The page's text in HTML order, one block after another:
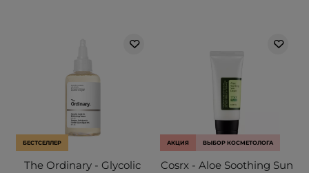
БЕСТСЕЛЛЕР
The Ordinary - Glycolic
АКЦИЯ ВЫБОР КОСМЕТОЛОГА
Cosrx - Aloe Soothing Sun